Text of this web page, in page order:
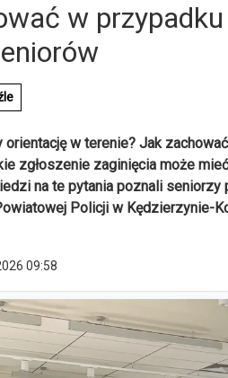
w
w terenie? Jak
zgłoszenie zaginięcia może
na te pytania poznali
Policji w Kędzierzynie-
09:58